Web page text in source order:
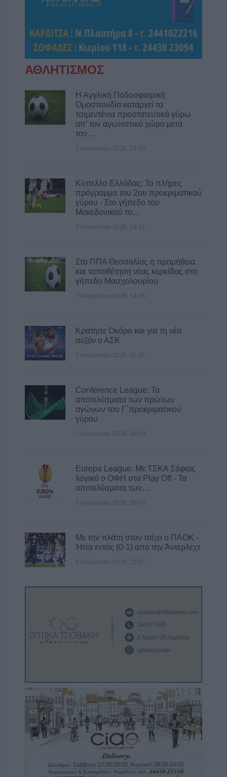
ΑΘΛΗΤΙΣΜΟΣ
Η Αγγλική Ποδοσφαιρική
Ομοσπονδία καταργεί τα
τσιμεντένια προστατευτικά γύρω
απ’ τον αγωνιστικό χώρο μετά
τον…
7 Αυγούστου 2026, 19:30
Κύπελλο Ελλάδας: Το πλήρες
πρόγραμμα του 2ου προκριματικού
γύρου - Στο γήπεδο του
Μακεδονικού το…
7 Αυγούστου 2026, 18:41
Στο ΠΠΑ Θεσσαλίας η προμήθεια
και τοποθέτηση νέας κερκίδας στο
γήπεδο Μασχολουρίου
7 Αυγούστου 2026, 14:46
Κράτησε Οκόρο και για τη νέα
σεζόν ο ΑΣΚ
7 Αυγούστου 2026, 11:35
Conference League: Τα
αποτελέσματα των πρώτων
αγώνων του Γ΄προκριματικού
γύρου
7 Αυγούστου 2026, 00:10
Europa League: Με ΤΣΚΑ Σόφιας
λογικά ο ΟΦΗ στα Play Off - Τα
αποτελέσματα των…
7 Αυγούστου 2026, 00:04
Με την πλάτη στον τοίχο ο ΠΑΟΚ -
Ήττα εντός (0-1) από την Άντερλεχτ
6 Αυγούστου 2026, 22:57